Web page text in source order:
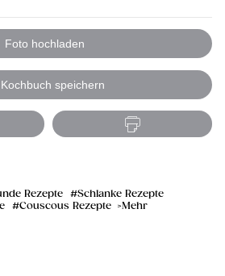
Foto hochladen
speichern
Rezepte
Schlanke Rezepte
Couscous Rezepte Mehr